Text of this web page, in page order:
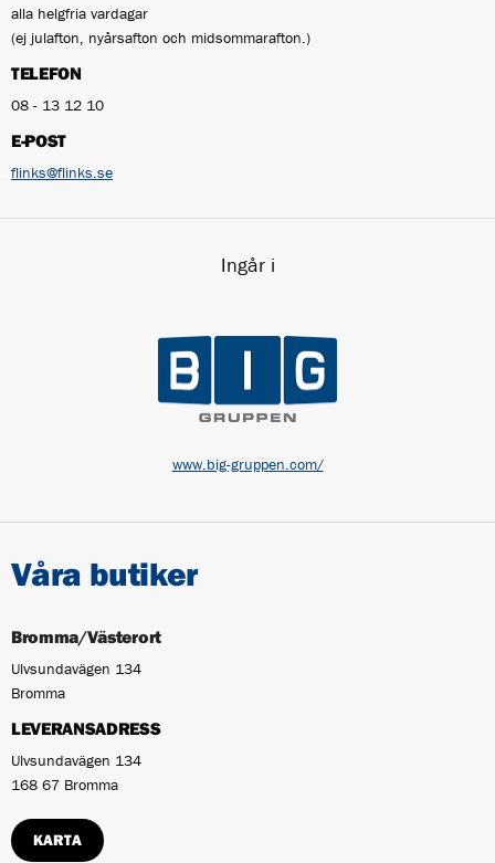
alla helgfria vardagar
(ej julafton, nyårsafton och midsommarafton.)
TELEFON
08 - 13 12 10
E-POST
flinks@flinks.se
Ingår i
www.big-gruppen.com/
Våra butiker
Bromma/Västerort
Ulvsundavägen 134
Bromma
LEVERANSADRESS
Ulvsundavägen 134
168 67 Bromma
KARTA